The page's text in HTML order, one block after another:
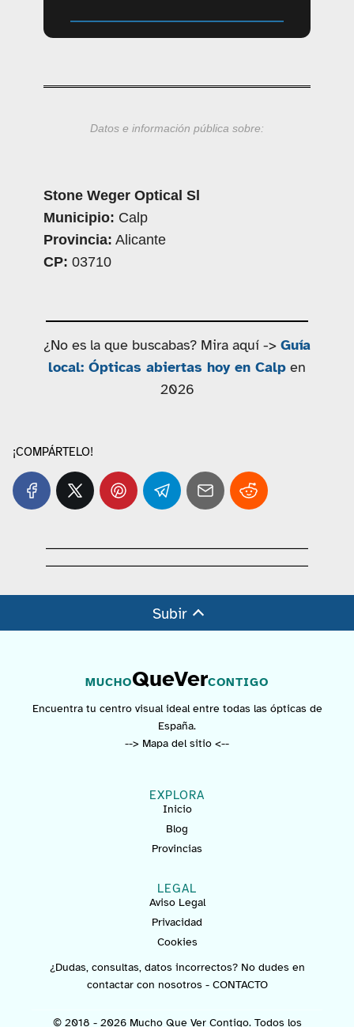
Datos e información pública sobre:
Stone Weger Optical Sl
Municipio: Calp
Provincia: Alicante
CP: 03710
¿No es la que buscabas? Mira aquí -> Guía
local: Ópticas abiertas hoy en Calp en
2026
¡COMPÁRTELO!
Subir
MUCHOQueVerCONTIGO
Encuentra tu centro visual ideal entre todas las ópticas de
España.
--> Mapa del sitio <--
EXPLORA
Inicio
Blog
Provincias
LEGAL
Aviso Legal
Privacidad
Cookies
¿Dudas, consultas, datos incorrectos? No dudes en
contactar con nosotros - CONTACTO
© 2018 - 2026 Mucho Que Ver Contigo. Todos los